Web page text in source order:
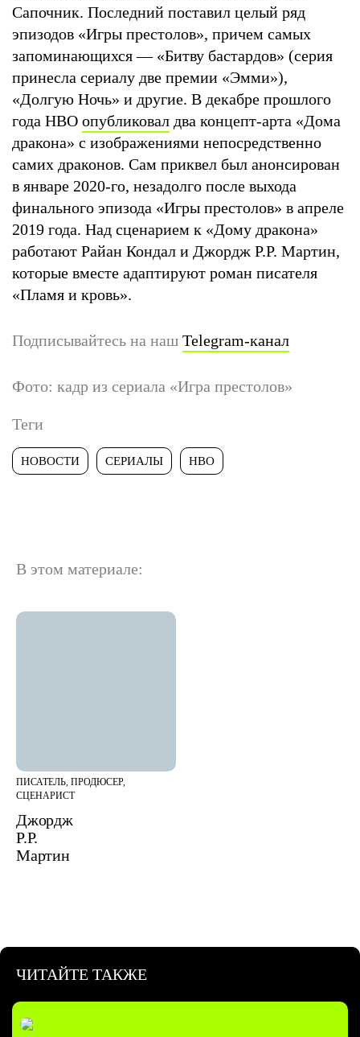
Сапочник. Последний поставил целый ряд
эпизодов «Игры престолов», причем самых
запоминающихся — «Битву бастардов» (серия
принесла сериалу две премии «Эмми»),
«Долгую Ночь» и другие. В декабре прошлого
года HBO опубликовал два концепт-арта «Дома
дракона» с изображениями непосредственно
самих драконов. Сам приквел был анонсирован
в январе 2020-го, незадолго после выхода
финального эпизода «Игры престолов» в апреле
2019 года. Над сценарием к «Дому дракона»
работают Райан Кондал и Джордж Р.Р. Мартин,
которые вместе адаптируют роман писателя
«Пламя и кровь».
Подписывайтесь на наш Telegram-канал
Фото: кадр из сериала «Игра престолов»
Теги
НОВОСТИ СЕРИАЛЫ HBO
В этом материале:
ПИСАТЕЛЬ, ПРОДЮСЕР,
СЦЕНАРИСТ
Джордж
Р.Р.
Мартин
ЧИТАЙТЕ ТАКЖЕ